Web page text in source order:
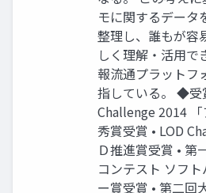
モに関するデータ
整理し、誰もが容
しく理解・活用で
報流通プラットフ
指している。 ◆受
Challenge 2014
秀賞受賞 • LOD
Ｄ推進賞受賞 • 第
コンテスト ソフ
ー賞受賞 • 第二回